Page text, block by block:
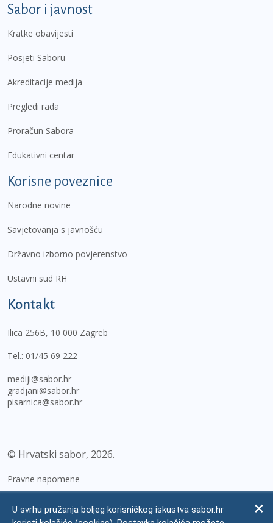
Sabor i javnost
Kratke obavijesti
Posjeti Saboru
Akreditacije medija
Pregledi rada
Proračun Sabora
Edukativni centar
Korisne poveznice
Narodne novine
Savjetovanja s javnošću
Državno izborno povjerenstvo
Ustavni sud RH
Kontakt
Ilica 256B, 10 000 Zagreb
Tel.: 01/45 69 222
mediji@sabor.hr
gradjani@sabor.hr
pisarnica@sabor.hr
© Hrvatski sabor, 2026
Pravne napomene
Zaštita osobnih podataka
U svrhu pružanja boljeg korisničkog iskustva sabor.hr